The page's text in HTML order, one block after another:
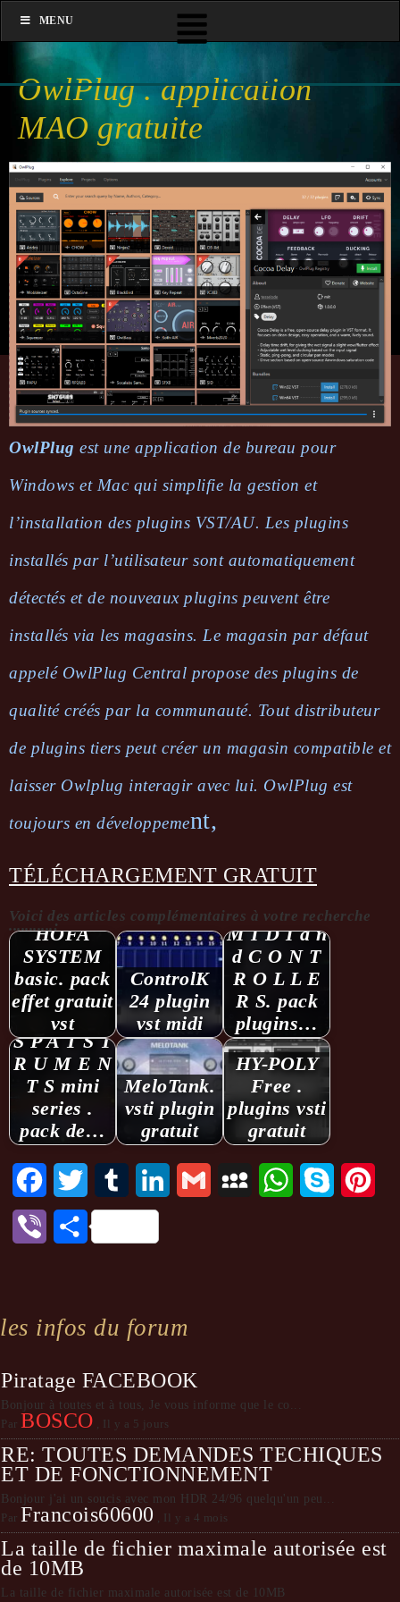
OwlPlug . application
MAO gratuite
OwlPlug est une application de bureau pour
Windows et Mac qui simplifie la gestion et
l’installation des plugins VST/AU. Les plugins
installés par l’utilisateur sont automatiquement
détectés et de nouveaux plugins peuvent être
installés via les magasins. Le magasin par défaut
appelé OwlPlug Central propose des plugins de
qualité créés par la communauté. Tout distributeur
de plugins tiers peut créer un magasin compatible et
laisser Owlplug interagir avec lui. OwlPlug est
toujours en développement,
TÉLÉCHARGEMENT GRATUIT
Voici des articles complémentaires à votre recherche
...........:HOFA
SYSTEM
basic. pack
effet gratuit
vst
ControlK
24 plugin
vst midi
M I D I a n
d C O N T
R O L L E
R S. pack
plugins…
S P A T S T
R U M E N
T S mini
series .
pack de…
MeloTank.
vsti plugin
gratuit
HY-POLY
Free .
plugins vsti
gratuit
FacebookTwitter Tumblr LinkedInGmail MySpaceWhatsAppSkype
Viber Partager
les infos du forum
Piratage FACEBOOK
Bonjour à toutes et à tous, Je vous informe que le co...
Par BOSCO , Il y a 5 jours
RE: TOUTES DEMANDES TECHIQUES
ET DE FONCTIONNEMENT
Bonjour j'ai un soucis avec mon HDR 24/96 quelqu'un peu...
Par Francois60600 , Il y a 4 mois
La taille de fichier maximale autorisée est
de 10MB
La taille de fichier maximale autorisée est de 10MB
MENU